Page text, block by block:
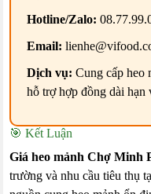
Hotline/Zalo:
Email:
Dịch vụ: Cung cấp heo
hỗ trợ hợp đồng dài hạn
🎯 Kết Luận
Giá heo mảnh Chợ Minh
trường và nhu cầu tiêu thụ